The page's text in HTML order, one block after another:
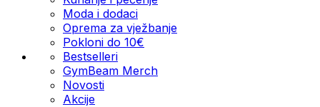
Moda i dodaci
Oprema za vježbanje
Pokloni do 10€
Bestselleri
GymBeam Merch
Novosti
Akcije